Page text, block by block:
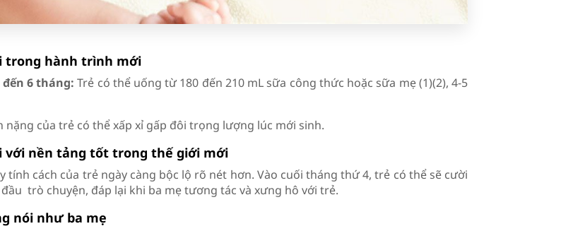
trong hành trình mới
6 tháng: Trẻ có thể uống từ 180 đến 210 mL sữa công thức hoặc sữa mẹ (1)(2), 4-5
nặng của trẻ có thể xấp xỉ gấp đôi trọng lượng lúc mới sinh.
với nền tảng tốt trong thế giới mới
tính cách của trẻ ngày càng bộc lộ rõ nét hơn. Vào cuối tháng thứ 4, trẻ có thể sẽ cười
trò chuyện, đáp lại khi ba mẹ tương tác và xưng hô với trẻ.
nói như ba mẹ